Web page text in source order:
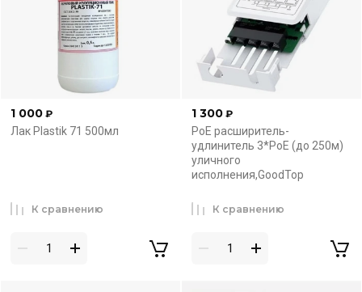
1 000 ₽
Лак Plastik 71 500мл
К сравнению
1 300 ₽
PoE расширитель-
удлинитель 3*PoE (до 250м)
уличного
исполнения,GoodTop
К сравнению